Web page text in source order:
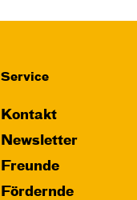
Service
Kontakt
Newsletter
Freunde
Fördernde